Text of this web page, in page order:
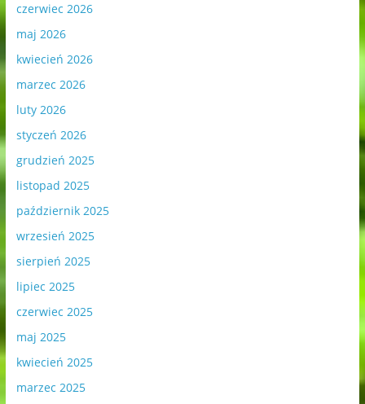
czerwiec 2026
maj 2026
kwiecień 2026
marzec 2026
luty 2026
styczeń 2026
grudzień 2025
listopad 2025
październik 2025
wrzesień 2025
sierpień 2025
lipiec 2025
czerwiec 2025
maj 2025
kwiecień 2025
marzec 2025